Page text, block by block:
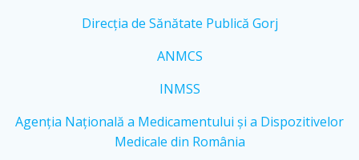
Direcția de Sănătate Publică Gorj
ANMCS
INMSS
Agenția Națională a Medicamentului și a Dispozitivelor
Medicale din România